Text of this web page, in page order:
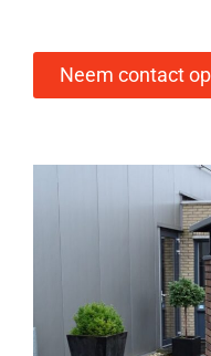
Neem contact op